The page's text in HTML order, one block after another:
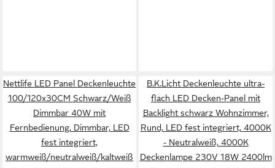
Nettlife LED Panel Deckenleuchte
100/120x30CM Schwarz/Weiß
Dimmbar 40W mit
Fernbedienung, Dimmbar, LED
fest integriert,
warmweiß/neutralweiß/kaltweiß
B.K.Licht Deckenleuchte ultra-
flach LED Decken-Panel mit
Backlight schwarz Wohnzimmer,
Rund, LED fest integriert, 4000K
- Neutralweiß, 4000K
Deckenlampe 230V 18W 2400lm